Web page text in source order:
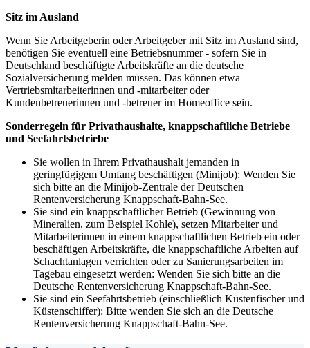
Sitz im Ausland
Wenn Sie Arbeitgeberin oder Arbeitgeber mit Sitz im Ausland sind,
benötigen Sie eventuell eine Betriebsnummer - sofern Sie in
Deutschland beschäftigte Arbeitskräfte an die deutsche
Sozialversicherung melden müssen. Das können etwa
Vertriebsmitarbeiterinnen und -mitarbeiter oder
Kundenbetreuerinnen und -betreuer im Homeoffice sein.
Sonderregeln für Privathaushalte, knappschaftliche Betriebe
und Seefahrtsbetriebe
Sie wollen in Ihrem Privathaushalt jemanden in
geringfügigem Umfang beschäftigen (Minijob): Wenden Sie
sich bitte an die Minijob-Zentrale der Deutschen
Rentenversicherung Knappschaft-Bahn-See.
Sie sind ein knappschaftlicher Betrieb (Gewinnung von
Mineralien, zum Beispiel Kohle), setzen Mitarbeiter und
Mitarbeiterinnen in einem knappschaftlichen Betrieb ein oder
beschäftigen Arbeitskräfte, die knappschaftliche Arbeiten auf
Schachtanlagen verrichten oder zu Sanierungsarbeiten im
Tagebau eingesetzt werden: Wenden Sie sich bitte an die
Deutsche Rentenversicherung Knappschaft-Bahn-See.
Sie sind ein Seefahrtsbetrieb (einschließlich Küstenfischer und
Küstenschiffer): Bitte wenden Sie sich an die Deutsche
Rentenversicherung Knappschaft-Bahn-See.